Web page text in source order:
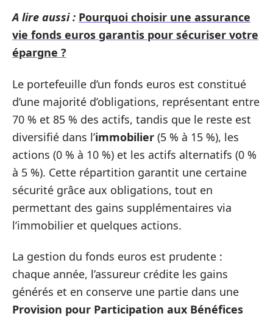
A lire aussi : Pourquoi choisir une assurance
vie fonds euros garantis pour sécuriser votre
épargne ?
Le portefeuille d’un fonds euros est constitué
d’une majorité d’obligations, représentant entre
70 % et 85 % des actifs, tandis que le reste est
diversifié dans l’immobilier (5 % à 15 %), les
actions (0 % à 10 %) et les actifs alternatifs (0 %
à 5 %). Cette répartition garantit une certaine
sécurité grâce aux obligations, tout en
permettant des gains supplémentaires via
l’immobilier et quelques actions.
La gestion du fonds euros est prudente :
chaque année, l’assureur crédite les gains
générés et en conserve une partie dans une
Provision pour Participation aux Bénéfices